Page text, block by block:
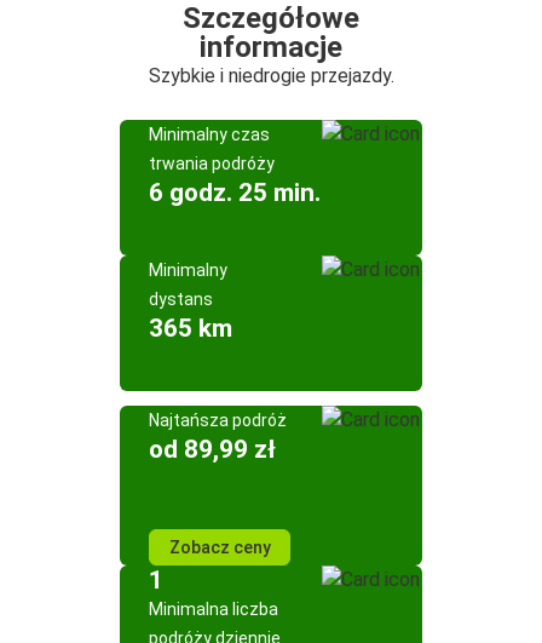
Szczegółowe
informacje
Szybkie i niedrogie przejazdy.
Minimalny czas
trwania podróży
6 godz. 25 min.
Minimalny
dystans
365 km
Najtańsza podróż
od 89,99 zł
Zobacz ceny
1
Minimalna liczba
podróży dziennie